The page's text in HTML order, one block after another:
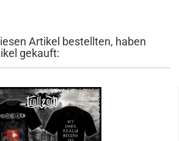
Artikel bestellten, haben
gekauft: